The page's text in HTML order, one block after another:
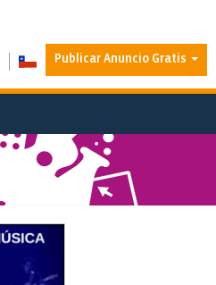
Publicar Anuncio Gratis